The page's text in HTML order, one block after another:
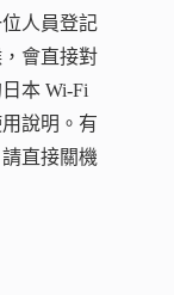
人員登記
會直接對
本 Wi-Fi
說明。有
直接關機